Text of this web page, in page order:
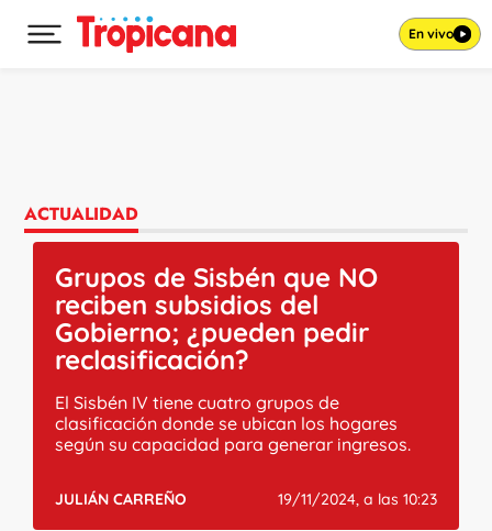
Desplegar menú principal En vivo
ACTUALIDAD
Grupos de Sisbén que NO
reciben subsidios del
Gobierno; ¿pueden pedir
reclasificación?
El Sisbén IV tiene cuatro grupos de
clasificación donde se ubican los hogares
según su capacidad para generar ingresos.
JULIÁN CARREÑO 19/11/2024, a las 10:23